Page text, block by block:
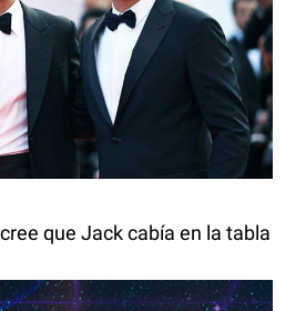
que Jack cabía en la tabla